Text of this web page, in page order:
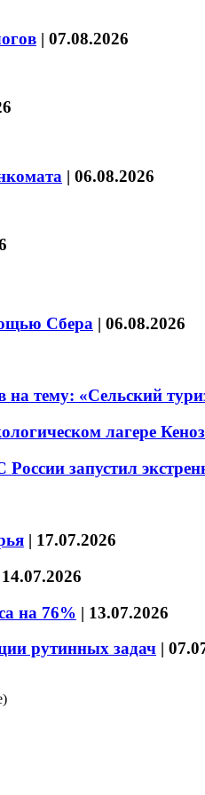
| 07.08.2026
| 06.08.2026
Сбера | 06.08.2026
тему: «Сельский
лагере
запустил
| 17.07.2026
14.07.2026
на 76% | 13.07.2026
рутинных задач |